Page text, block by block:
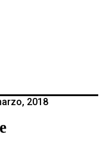
2018